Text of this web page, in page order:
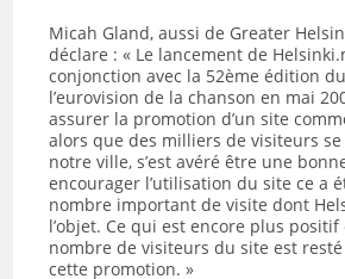
Micah Gland, aussi de Greater
déclare : « Le lancement de
conjonction avec la 52ème édition
l’eurovision de la chanson en mai
assurer la promotion d’un site
alors que des milliers de visiteurs
notre ville, s’est avéré être une
encourager l’utilisation du site ce a
nombre important de visite dont
l’objet. Ce qui est encore plus positif
nombre de visiteurs du site est
cette promotion. »